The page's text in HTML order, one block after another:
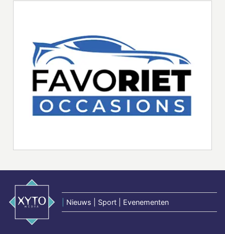
Nieuws | Sport | Evenementen